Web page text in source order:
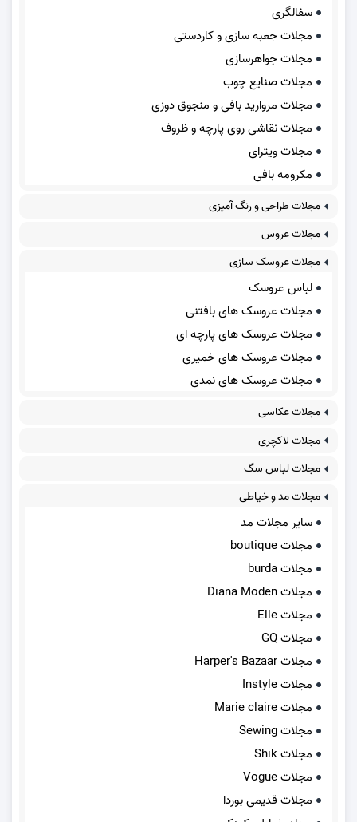
سفالگری
مجلات جعبه سازی و کاردستی
مجلات جواهرسازی
مجلات صنایع چوب
مجلات مروارید بافی و منجوق دوزی
مجلات نقاشی روی پارچه و ظروف
مجلات ویترای
مکرومه بافی
مجلات طراحی و رنگ آمیزی
مجلات عروس
مجلات عروسک سازی
لباس عروسک
مجلات عروسک های بافتنی
مجلات عروسک های پارچه ای
مجلات عروسک های خمیری
مجلات عروسک های نمدی
مجلات عکاسی
مجلات لاکچری
مجلات لباس سگ
مجلات مد و خیاطی
سایر مجلات مد
مجلات boutique
مجلات burda
مجلات Diana Moden
مجلات Elle
مجلات GQ
مجلات Harper's Bazaar
مجلات Instyle
مجلات Marie claire
مجلات Sewing
مجلات Shik
مجلات Vogue
مجلات قدیمی بوردا